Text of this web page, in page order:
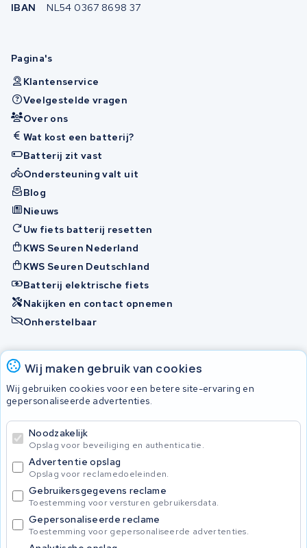
Wij maken gebruik van cookies
Wij gebruiken cookies voor een betere site-ervaring en
gepersonaliseerde advertenties.
Noodzakelijk
Opslag voor beveiliging en authenticatie.
Advertentie opslag
Opslag voor reclamedoeleinden.
Gebruikersgegevens reclame
Toestemming voor versturen gebruikersdata.
Gepersonaliseerde reclame
Toestemming voor gepersonaliseerde advertenties.
IBAN
NL54 0367 8698 37
Pagina's
Klantenservice
Veelgestelde vragen
Over ons
Wat kost een batterij?
Batterij zit vast
Ondersteuning valt uit
Blog
Nieuws
Uw fiets batterij resetten
KWS Seuren Nederland
KWS Seuren Deutschland
Batterij elektrische fiets
Nakijken en contact opnemen
Onherstelbaar
Accu's
Privacy Policy